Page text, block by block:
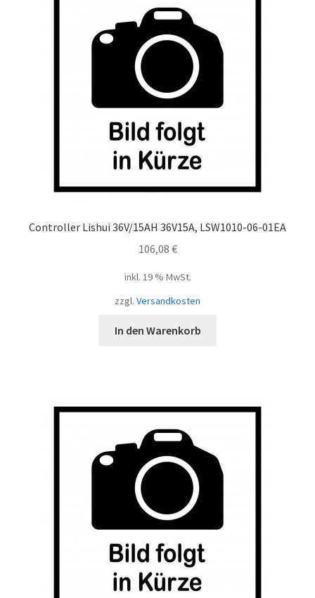
Controller Lishui 36V/15AH 36V15A, LSW1010-06-01EA
106,08 €
inkl. 19 % MwSt.
zzgl. Versandkosten
In den Warenkorb